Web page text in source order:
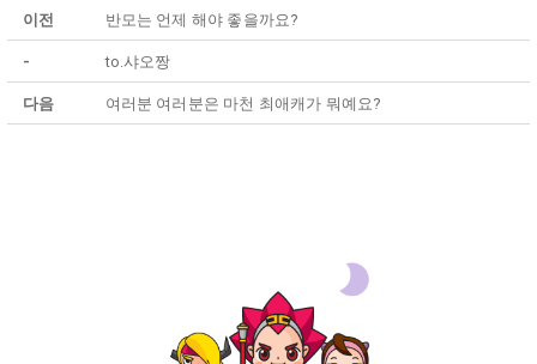
이전 반모는 언제 해야 좋을까요?
- to.샤오짱
다음 여러분 여러분은 마천 최애캐가 뭐예요?